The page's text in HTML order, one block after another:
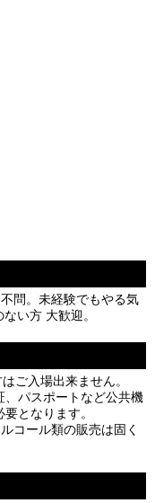
問。未経験でもやる気
い方 大歓迎。
ご入場出来ません。
、パスポートなど公共機
となります。
コール類の販売は固く